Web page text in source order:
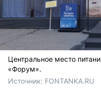
Центральное место
«Форум».
Источник: FONTANKA.RU